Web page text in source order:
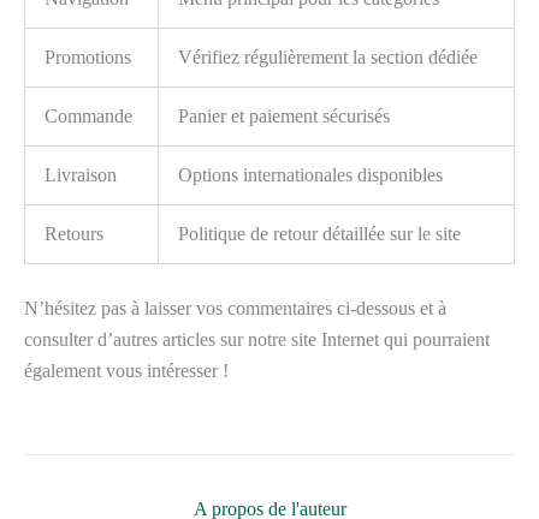
Promotions Vérifiez régulièrement la section dédiée
Commande Panier et paiement sécurisés
Livraison Options internationales disponibles
Retours Politique de retour détaillée sur le site
N’hésitez pas à laisser vos commentaires ci-dessous et à
consulter d’autres articles sur notre site Internet qui pourraient
également vous intéresser !
A propos de l'auteur